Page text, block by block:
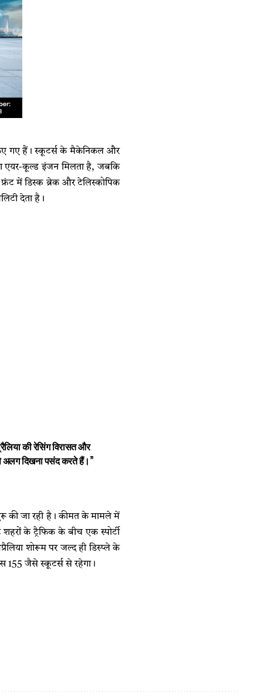
गए हैं। स्कूटर्स के मैकेनिकल और
एयर-कूल्ड इंजन मिलता है, जबकि
फ्रंट में डिस्क ब्रेक और टेलिस्कोपिक
देता है।
की रेसिंग विरासत और
अलग दिखना पसंद करते हैं।”
की जा रही है। कीमत के मामले में
के ट्रैफिक के बीच एक स्पोर्टी
शोरूम पर जल्द ही डिस्प्ले के
155 जैसे स्कूटर्स से रहेगा।